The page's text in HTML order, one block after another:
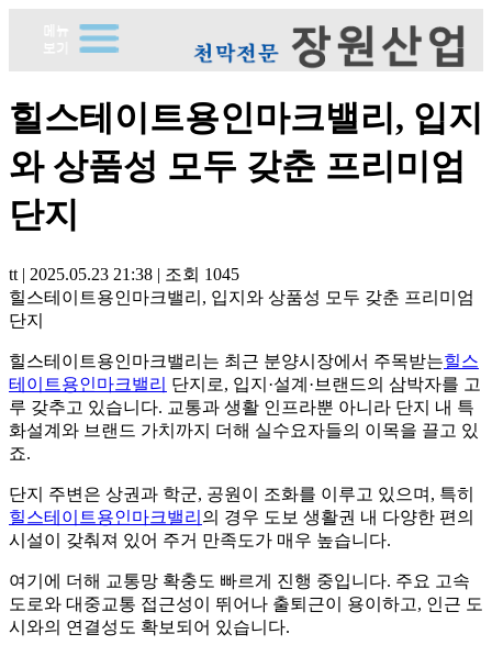
힐스테이트용인마크밸리, 입지
와 상품성 모두 갖춘 프리미엄
단지
tt | 2025.05.23 21:38 | 조회 1045
힐스테이트용인마크밸리, 입지와 상품성 모두 갖춘 프리미엄
단지
힐스테이트용인마크밸리는 최근 분양시장에서 주목받는힐스
테이트용인마크밸리 단지로, 입지·설계·브랜드의 삼박자를 고
루 갖추고 있습니다. 교통과 생활 인프라뿐 아니라 단지 내 특
화설계와 브랜드 가치까지 더해 실수요자들의 이목을 끌고 있
죠.
단지 주변은 상권과 학군, 공원이 조화를 이루고 있으며, 특히
힐스테이트용인마크밸리 의 경우 도보 생활권 내 다양한 편의
시설이 갖춰져 있어 주거 만족도가 매우 높습니다.
여기에 더해 교통망 확충도 빠르게 진행 중입니다. 주요 고속
도로와 대중교통 접근성이 뛰어나 출퇴근이 용이하고, 인근 도
시와의 연결성도 확보되어 있습니다.